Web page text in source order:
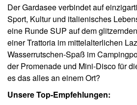
Der Gardasee verbindet auf
Sport, Kultur und italienisches
eine Runde SUP auf dem
einer Trattoria im mittelalterlichen
Wasserrutschen-Spaß im
der Promenade und Mini-Disco für
es das alles an einem Ort?
Unsere Top-Empfehlungen: